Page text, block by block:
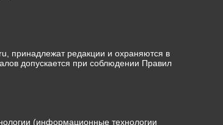
принадлежат редакции и охраняются в
допускается при соблюдении Правил
(информационные технологии